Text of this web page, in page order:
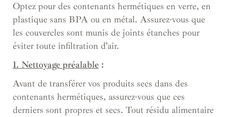
Optez pour des contenants hermétiques en verre, en
plastique sans BPA ou en métal. Assurez-vous que
les couvercles sont munis de joints étanches pour
éviter toute infiltration d’air.
1. Nettoyage préalable :
Avant de transférer vos produits secs dans des
contenants hermétiques, assurez-vous que ces
derniers sont propres et secs. Tout résidu alimentaire